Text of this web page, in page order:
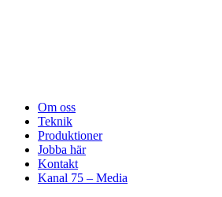
Om oss
Teknik
Produktioner
Jobba här
Kontakt
Kanal 75 – Media